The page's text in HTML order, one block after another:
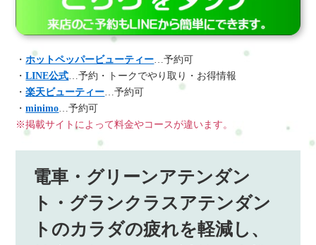
・ホットペッパービューティー…予約可
・LINE公式…予約・トークでやり取り・お得情報
・楽天ビューティー…予約可
・minimo…予約可
※掲載サイトによって料金やコースが違います。
電車・グリーンアテンダン
ト・グランクラスアテンダン
トのカラダの疲れを軽減し、